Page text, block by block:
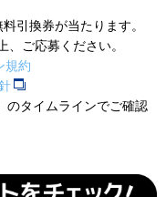
引換券が当たります。
ご応募ください。
規約
」のタイムラインでご確認